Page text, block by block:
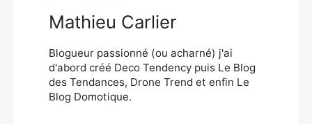
Mathieu Carlier
Blogueur passionné (ou acharné) j'ai
d'abord créé Deco Tendency puis Le Blog
des Tendances, Drone Trend et enfin Le
Blog Domotique.